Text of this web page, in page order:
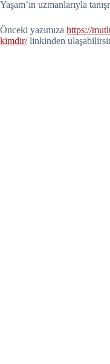
Yaşam’ın uzmanlarıyla
Önceki yazımıza https://
kimdir/linkinden